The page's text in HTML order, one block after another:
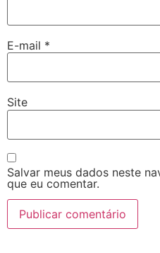
E-mail *
Site
Salvar meus dados neste
que eu comentar.